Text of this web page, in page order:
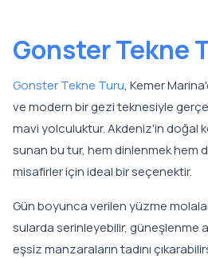
Gonster Tekne
Gonster Tekne Turu, Kemer
ve modern bir gezi teknesiyle
mavi yolculuktur. Akdeniz'in doğal
sunan bu tur, hem dinlenmek hem
misafirler için ideal bir seçenektir.
Gün boyunca verilen yüzme
sularda serinleyebilir, güneşlenme
eşsiz manzaraların tadını